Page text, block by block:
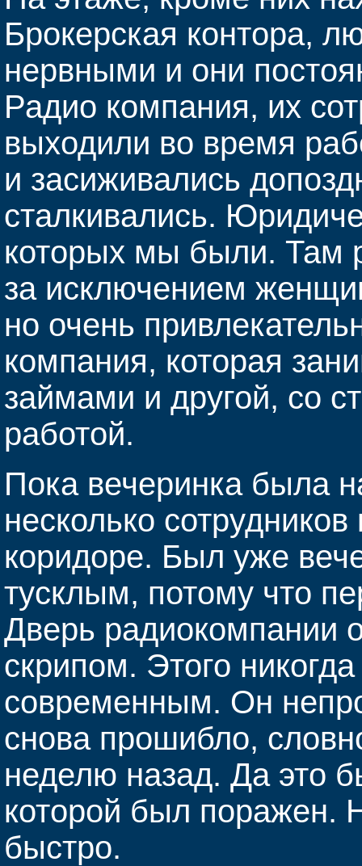
Брокерская контора,
нервными и они
Радио компания, их
выходили во время
и засиживались
сталкивались.
которых мы были. Там
за исключением
но очень
компания, которая
займами и другой, со
работой.
Пока вечеринка была
несколько
коридоре. Был уже
тусклым, потому что
Дверь радиокомпании
скрипом. Этого
современным. Он
снова прошибло,
неделю назад. Да это
которой был поражен.
быстро.